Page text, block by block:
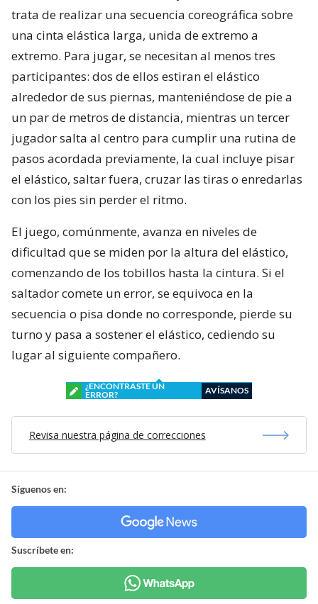
trata de realizar una secuencia coreográfica sobre
una cinta elástica larga, unida de extremo a
extremo. Para jugar, se necesitan al menos tres
participantes: dos de ellos estiran el elástico
alrededor de sus piernas, manteniéndose de pie a
un par de metros de distancia, mientras un tercer
jugador salta al centro para cumplir una rutina de
pasos acordada previamente, la cual incluye pisar
el elástico, saltar fuera, cruzar las tiras o enredarlas
con los pies sin perder el ritmo.
El juego, comúnmente, avanza en niveles de
dificultad que se miden por la altura del elástico,
comenzando de los tobillos hasta la cintura. Si el
saltador comete un error, se equivoca en la
secuencia o pisa donde no corresponde, pierde su
turno y pasa a sostener el elástico, cediendo su
lugar al siguiente compañero.
¿ENCONTRASTE UN
ERROR?
AVÍSANOS
Revisa nuestra página de correcciones
Síguenos en:
Suscríbete en: